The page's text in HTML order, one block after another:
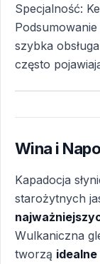
Specjalność:
szybka
często
Wina i
Kapadocja
starożytnych
Wulkaniczna
tworzą